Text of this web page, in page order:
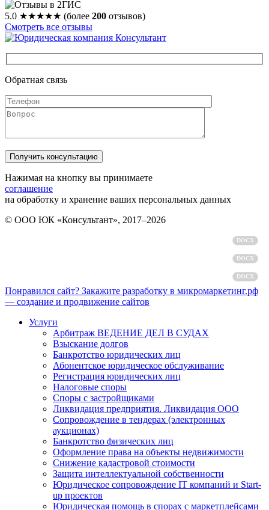
5.0 ★★★★★ (более 200 отзывов)
Смотреть все отзывы
Обратная связь
Нажимая на кнопку вы принимаете
соглашение
на обработку и хранение ваших персональных данных
© ООО ЮК «Консультант», 2017–2026
DOCX
DOCX
DOCX
Понравился сайт? Закажите разработку в микромаркетинг.рф
— создание и продвижение сайтов
Услуги
Арбитраж ВЕДЕНИЕ ДЕЛ В СУДАХ
Взыскание долгов
Банкротство юридических лиц
Абонентское юридическое обслуживание
Регистрация юридических лиц
Налоговые споры
Споры с застройщиками
Ликвидация предприятия. Ликвидация ООО
Сопровождение в тендерах (электронных
аукционах)
Банкротство физических лиц
Оформление права на объекты недвижимости
Снижение кадастровой стоимости
Защита интеллектуальной собственности
Юридическое сопровождение IT компаний и Start-
up проектов
Юридическая помощь в спорах с маркетплейсами